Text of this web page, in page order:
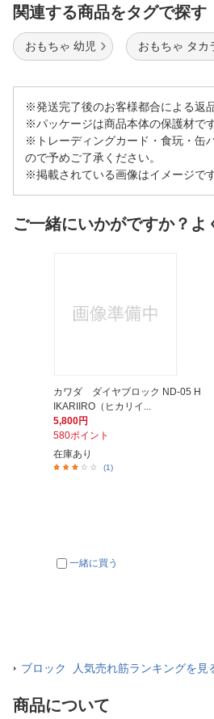
関連する商品をタグで探す
おもちゃ 幼児 おもちゃ タカ
※発送完了後のお客様都合による返
※パッケージは商品本体の保護材で
※トレーディングカード・食玩・缶
ので予めご了承ください。
※掲載されている画像はイメージで
ご一緒にいかがですか？よ
カワダ ダイヤブロック ND-05 H
IKARIIRO（ヒカリイ...
5,800円
580ポイント
在庫あり
(1)
一緒に買う
ブロック 人気売れ筋ランキングを見
商品について